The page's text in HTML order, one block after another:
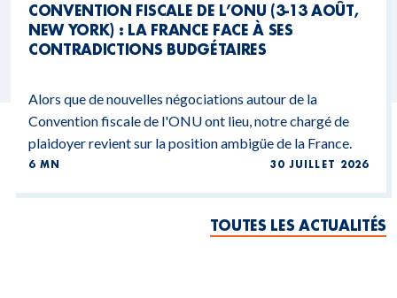
CONVENTION FISCALE DE L’ONU (3-13 AOÛT,
NEW YORK) : LA FRANCE FACE À SES
CONTRADICTIONS BUDGÉTAIRES
Alors que de nouvelles négociations autour de la
Convention fiscale de l'ONU ont lieu, notre chargé de
plaidoyer revient sur la position ambigüe de la France.
6 MN 30 JUILLET 2026
TOUTES LES ACTUALITÉS